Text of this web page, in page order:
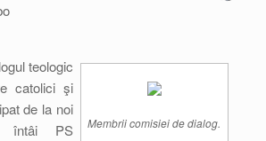
Membrii comisiei de dialog.
teologic
catolici şi
de la noi
întâi PS